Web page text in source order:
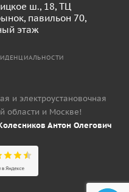
ш., 18, ТЦ
павильон 70,
этаж
и электроустановочная
области и Москве!
Антон Олегович